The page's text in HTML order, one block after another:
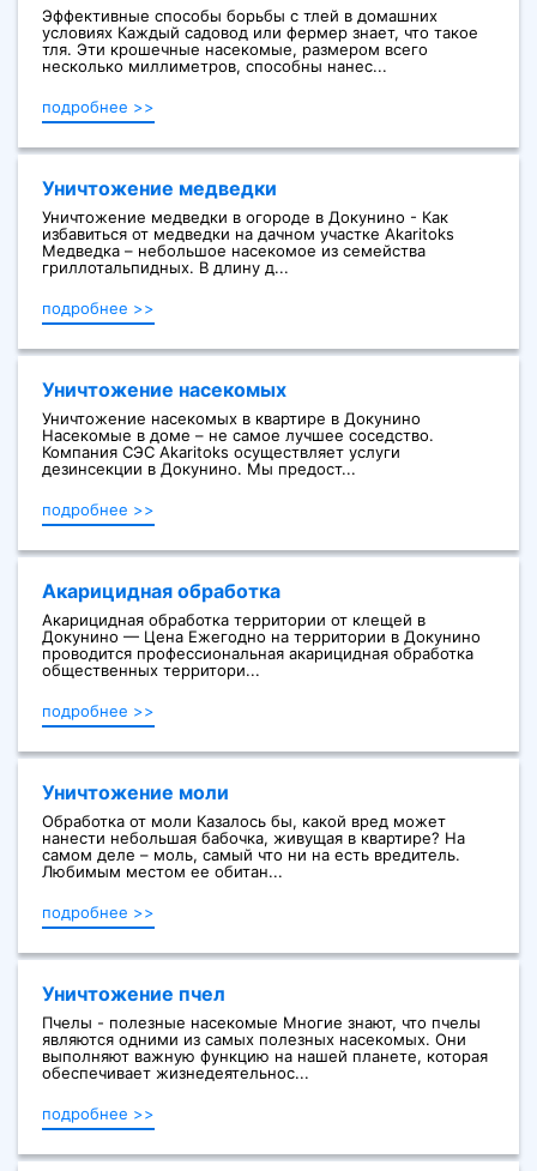
Эффективные способы борьбы с тлей в домашних
условиях Каждый садовод или фермер знает, что такое
тля. Эти крошечные насекомые, размером всего
несколько миллиметров, способны нанес...
подробнее >>
Уничтожение медведки
Уничтожение медведки в огороде в Докунино - Как
избавиться от медведки на дачном участке Akaritoks
Медведка – небольшое насекомое из семейства
гриллотальпидных. В длину д...
подробнее >>
Уничтожение насекомых
Уничтожение насекомых в квартире в Докунино
Насекомые в доме – не самое лучшее соседство.
Компания СЭС Akaritoks осуществляет услуги
дезинсекции в Докунино. Мы предост...
подробнее >>
Акарицидная обработка
Акарицидная обработка территории от клещей в
Докунино — Цена Ежегодно на территории в Докунино
проводится профессиональная акарицидная обработка
общественных территори...
подробнее >>
Уничтожение моли
Обработка от моли Казалось бы, какой вред может
нанести небольшая бабочка, живущая в квартире? На
самом деле – моль, самый что ни на есть вредитель.
Любимым местом ее обитан...
подробнее >>
Уничтожение пчел
Пчелы - полезные насекомые Многие знают, что пчелы
являются одними из самых полезных насекомых. Они
выполняют важную функцию на нашей планете, которая
обеспечивает жизнедеятельнос...
подробнее >>